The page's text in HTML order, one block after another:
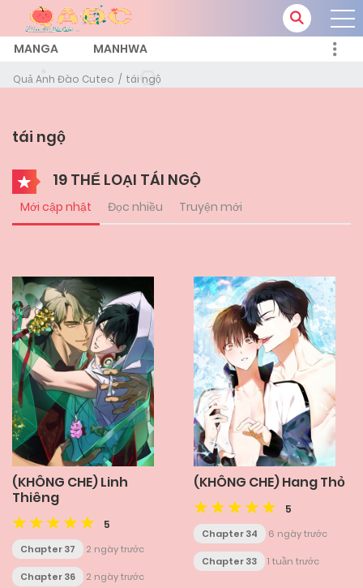
MANGA MANHWA
Quả Anh Đào Cuteo tái ngộ
tái ngộ
19 THỂ LOẠI TÁI NGỘ
Mới cập nhật Đọc nhiều Truyện mới
(KHÔNG CHE) Linh
Thiêng
5
Chapter 37 2 ngày trước
Chapter 36 2 ngày trước
(KHÔNG CHE) Hang Thỏ
5
Chapter 34 6 ngày trước
Chapter 33 1 tuần trước